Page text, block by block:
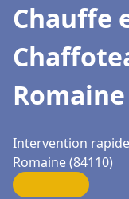
Chauffe
Romaine
Intervention
Romaine (84110)